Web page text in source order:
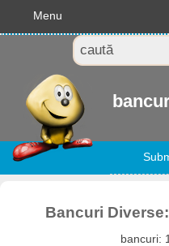
Menu
Bancuri
bancuri: